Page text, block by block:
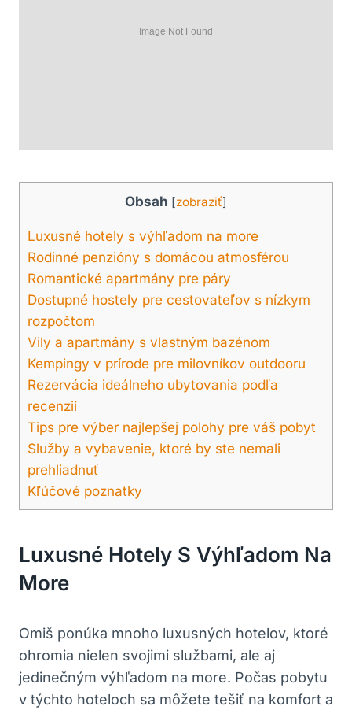
Obsah [zobraziť]
Luxusné hotely s výhľadom na more
Rodinné penzióny s domácou atmosférou
Romantické apartmány pre páry
Dostupné hostely pre cestovateľov s nízkym
rozpočtom
Vily a apartmány s vlastným bazénom
Kempingy v prírode pre milovníkov outdooru
Rezervácia ideálneho ubytovania podľa
recenzií
Tips pre výber najlepšej polohy pre váš pobyt
Služby a vybavenie, ktoré by ste nemali
prehliadnuť
Kľúčové poznatky
Luxusné Hotely S Výhľadom Na
More
Omiš ponúka mnoho luxusných hotelov, ktoré
ohromia nielen svojimi službami, ale aj
jedinečným výhľadom na more. Počas pobytu
v týchto hoteloch sa môžete tešiť na komfort a